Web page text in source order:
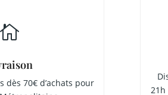

dès 70€ d’achats pour